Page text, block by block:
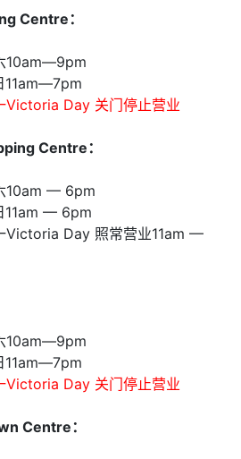
Centre：
10am—9pm
11am—7pm
Victoria Day 关门停止营业
Centre：
10am — 6pm
11am — 6pm
Victoria Day 照常营业11am —
10am—9pm
11am—7pm
Victoria Day 关门停止营业
Centre：